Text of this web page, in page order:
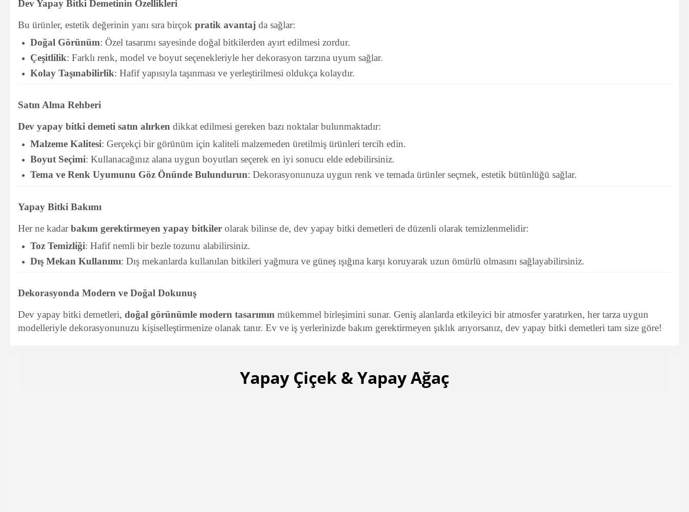
Dev Yapay Bitki Demetinin Özellikleri
Bu ürünler, estetik değerinin yanı sıra birçok pratik avantaj da sağlar:
Doğal Görünüm: Özel tasarımı sayesinde doğal bitkilerden ayırt edilmesi zordur.
Çeşitlilik: Farklı renk, model ve boyut seçenekleriyle her dekorasyon tarzına uyum sağlar.
Kolay Taşınabilirlik: Hafif yapısıyla taşınması ve yerleştirilmesi oldukça kolaydır.
Satın Alma Rehberi
Dev yapay bitki demeti satın alırken dikkat edilmesi gereken bazı noktalar bulunmaktadır:
Malzeme Kalitesi: Gerçekçi bir görünüm için kaliteli malzemeden üretilmiş ürünleri tercih edin.
Boyut Seçimi: Kullanacağınız alana uygun boyutları seçerek en iyi sonucu elde edebilirsiniz.
Tema ve Renk Uyumunu Göz Önünde Bulundurun: Dekorasyonunuza uygun renk ve temada ürünler seçmek, estetik bütünlüğü sağlar.
Yapay Bitki Bakımı
Her ne kadarbakım gerektirmeyen yapay bitkiler olarak bilinse de, dev yapay bitki demetleri de düzenli olarak temizlenmelidir:
Toz Temizliği: Hafif nemli bir bezle tozunu alabilirsiniz.
Dış Mekan Kullanımı: Dış mekanlarda kullanılan bitkileri yağmura ve güneş ışığına karşı koruyarak uzun ömürlü olmasını sağlayabilirsiniz.
Dekorasyonda Modern ve Doğal Dokunuş
Dev yapay bitki demetleri, doğal görünümle modern tasarımın mükemmel birleşimini sunar. Geniş alanlarda etkileyici bir atmosfer yaratırken, her tarza uygun
modelleriyle dekorasyonunuzu kişiselleştirmenize olanak tanır. Ev ve iş yerlerinizde bakım gerektirmeyen şıklık arıyorsanız, dev yapay bitki demetleri tam size göre!
Yapay Çiçek & Yapay Ağaç